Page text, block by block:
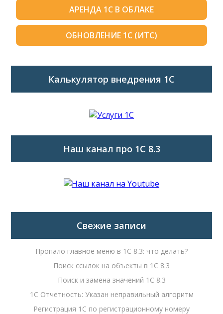
АРЕНДА 1С В ОБЛАКЕ
ОБНОВЛЕНИЕ 1С (ИТС)
Калькулятор внедрения 1C
Наш канал про 1С 8.3
Свежие записи
Пропало главное меню в 1С 8.3: что делать?
Поиск ссылок на объекты в 1С 8.3
Поиск и замена значений 1С 8.3
1С Отчетность: Указан неправильный алгоритм
Регистрация 1С по регистрационному номеру